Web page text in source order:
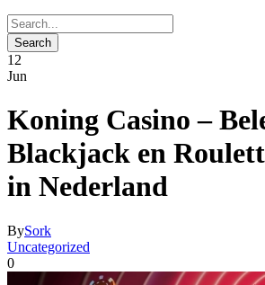
12
Jun
Koning Casino –
Blackjack en
in Nederland
BySork
Uncategorized
0